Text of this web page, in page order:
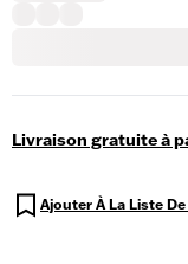
Livraison gratuite à
Ajouter À La Liste